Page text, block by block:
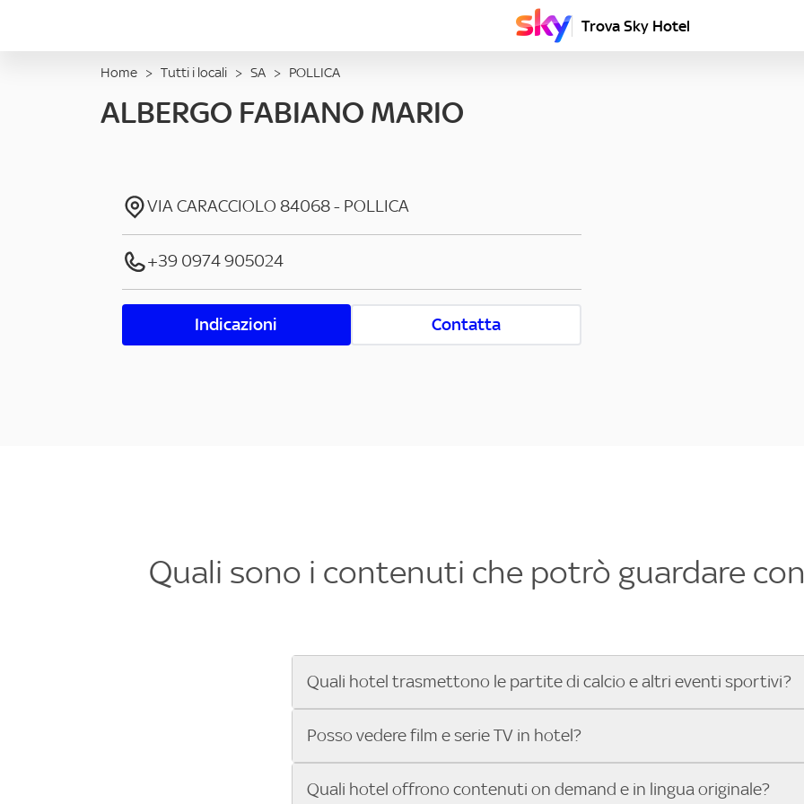
Trova Sky Hotel
Home > Tutti i locali > SA > POLLICA
ALBERGO FABIANO MARIO
VIA CARACCIOLO 84068- POLLICA
+39 0974 905024
Indicazioni Contatta
Quali sono i contenuti che potrò guardare
Quali hotel trasmettono le partite di calcio e altri eventi sportivi?
Se cerchi un hotel dove poter vedere le partite di Serie A, UEFA Champions
che trasmette gli eventi sportivi.
Posso vedere film e serie TV in hotel?
Sì, gli hotel che hanno Sky in camera offrono una vasta selezione di film
Quali hotel offrono contenuti on demand e in lingua originale?